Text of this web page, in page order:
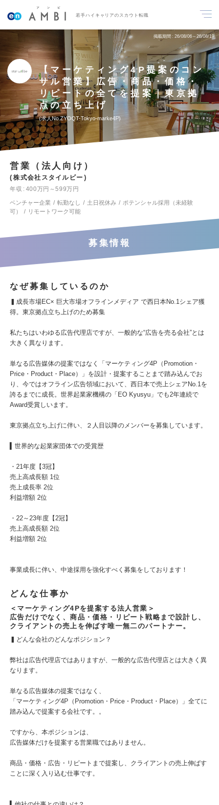
若手ハイキャリアのスカウト転職
掲載期間 26/08/06～26/08/19
【マーケティング4P提案のコン
サル営業】広告・商品・価格・
リピートの全てを提案｜東京拠
点の立ち上げ
求人No.ZYOQT-Tokyo-marke4P
営業（法人向け）
株式会社スタイルビー
年収
400万円～599万円
ベンチャー企業
転勤なし 土日祝休み
ポテンシャル採用（未経験
可）
リモートワーク可能
募集情報
なぜ募集しているのか
▍成長市場EC× 巨大市場オフラインメディア で西日本No.1シェア獲
得。東京拠点立ち上げのため募集
私たちはいわゆる広告代理店ですが、一般的な“広告を売る会社”とは
大きく異なります。
単なる広告媒体の提案ではなく「マーケティング4P（Promotion・
Price・Product・Place）」を設計・提案することまで踏み込んでお
り、今ではオフライン広告領域において、西日本で売上シェアNo.1を
誇るまでに成長。世界起業家機構の「EO Kyusyu」でも2年連続で
Award受賞しいます。
東京拠点立ち上げに伴い、２人目以降のメンバーを募集しています。
▍世界的な起業家団体での受賞歴
・21年度【3冠】
売上高成長額 1位
売上成長率 2位
利益増額 2位
・22～23年度【2冠】
売上高成長額 2位
利益増額 2位
事業成長に伴い、中途採用を強化すべく募集をしております！
どんな仕事か
＜マーケティング4Pを提案する法人営業＞
広告だけでなく、商品・価格・リピート戦略まで設計し、
クライアントの売上を伸ばす唯一無二のパートナー。
▍どんな会社のどんなポジション？
弊社は広告代理店ではありますが、一般的な広告代理店とは大きく異
なります。
単なる広告媒体の提案ではなく、
「マーケティング4P（Promotion・Price・Product・Place）」全てに
踏み込んで提案する会社です。。
ですから、本ポジションは、
広告媒体だけを提案する営業職ではありません。
商品・価格・広告・リピートまで提案し、クライアントの売上伸ばす
ことに深く入り込む仕事です。